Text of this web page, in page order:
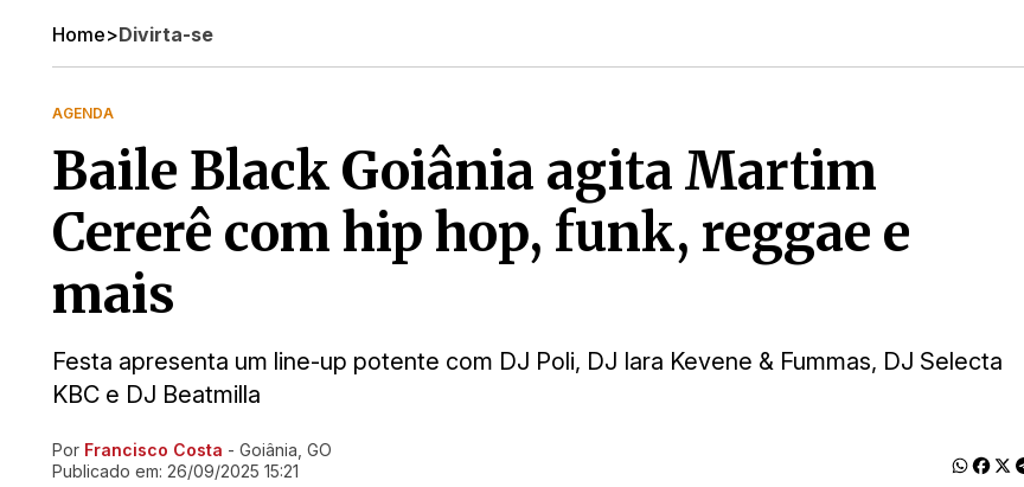
Home>Divirta-se
AGENDA
Baile Black Goiânia agita Martim
Cererê com hip hop, funk, reggae e
mais
Festa apresenta um line-up potente com DJ Poli, DJ Iara Kevene & Fummas, DJ Selecta
KBC e DJ Beatmilla
Ir direto pra matéria
Por Francisco Costa - Goiânia, GO
Publicado em: 26/09/2025 15:21